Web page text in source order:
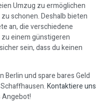
Umzug zu ermöglichen
schonen. Deshalb bieten
an, die verschiedene
einem günstigeren
sein, dass du keinen
und spare bares Geld
Kontaktiere uns